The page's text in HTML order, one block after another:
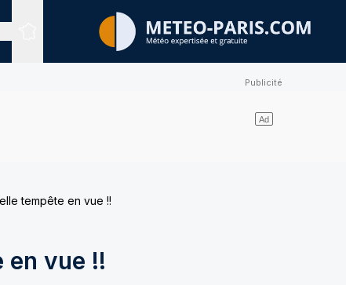
Sites expertisés
tempête en vue !!
en vue !!